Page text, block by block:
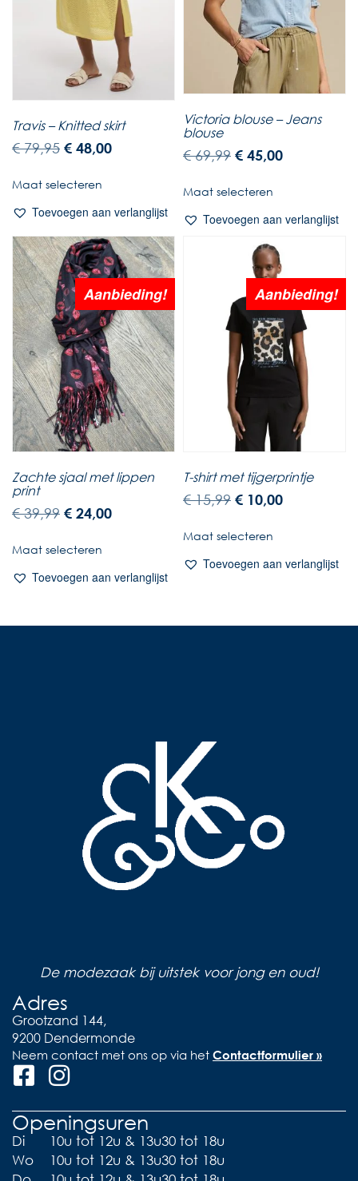
Travis – Knitted skirt
€79,95 € 48,00
Maat selecteren
Toevoegen aan verlanglijst
Victoria blouse – Jeans
blouse
€69,99 € 45,00
Maat selecteren
Toevoegen aan verlanglijst
Aanbieding!
Zachte sjaal met lippen
print
€39,99 € 24,00
Maat selecteren
Toevoegen aan verlanglijst
Aanbieding!
T-shirt met tijgerprintje
€15,99 € 10,00
Maat selecteren
Toevoegen aan verlanglijst
De modezaak bij uitstek voor jong en oud!
Adres
Grootzand 144,
9200 Dendermonde
Neem contact met ons op via het Contactformulier »
Openingsuren
Di
10u tot 12u & 13u30 tot 18u
Wo
10u tot 12u & 13u30 tot 18u